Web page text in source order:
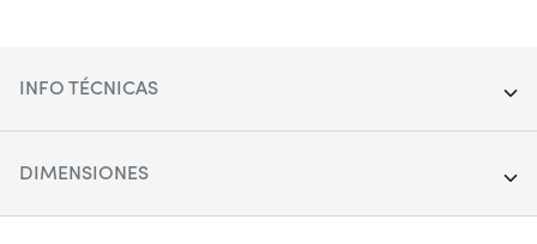
INFO TÉCNICAS
DIMENSIONES